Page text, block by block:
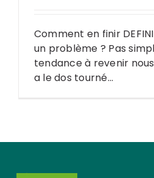
Comment en finir
un problème ? Pas
tendance à revenir
a le dos tourné...
for: